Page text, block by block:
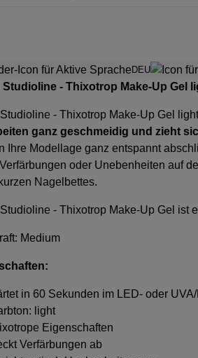
DEU
- Thixotrop Make-Up Gel
- Thixotrop Make-Up Gel
ganz geschmeidig und zieht
Ihre Modellage ganz entspannt
oder Unebenheiten auf
Nagelbettes.
- Thixotrop Make-Up Gel ist
Medium
in 60 Sekunden im LED- oder
light
Eigenschaften
Verfärbungen ab